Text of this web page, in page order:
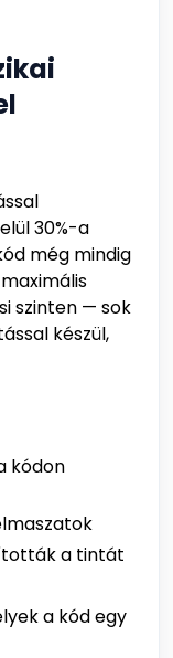
30%-a
még mindig
szinten — sok
készül,
kódon
a tintát
a kód egy